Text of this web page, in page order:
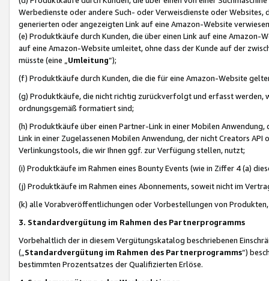
Werbedienste oder andere Such- oder Verweisdienste oder Websites,
generierten oder angezeigten Link auf eine Amazon-Website
(e) Produktkäufe durch Kunden, die über einen Link auf eine
auf eine Amazon-Website umleitet, ohne dass der Kunde auf der
müsste (eine „ Umleitung“);
(f) Produktkäufe durch Kunden, die die für eine Amazon-Website
(g) Produktkäufe, die nicht richtig zurückverfolgt und erfasst werden,
ordnungsgemäß formatiert sind;
(h) Produktkäufe über einen Partner-Link in einer Mobilen
Link in einer Zugelassenen Mobilen Anwendung, der nicht Creators
Verlinkungstools, die wir Ihnen ggf. zur Verfügung stellen, nutzt;
(i) Produktkäufe im Rahmen eines Bounty Events (wie in Ziffer 4 (a)
(j) Produktkäufe im Rahmen eines Abonnements, soweit nicht im
(k) alle Vorabveröffentlichungen oder Vorbestellungen von
3. Standardvergütung im Rahmen des Partnerprogramms
Vorbehaltlich der in diesem Vergütungskatalog beschriebenen
(„ Standardvergütung im Rahmen des Partnerprogramms“)
bestimmten Prozentsatzes der Qualifizierten Erlöse.